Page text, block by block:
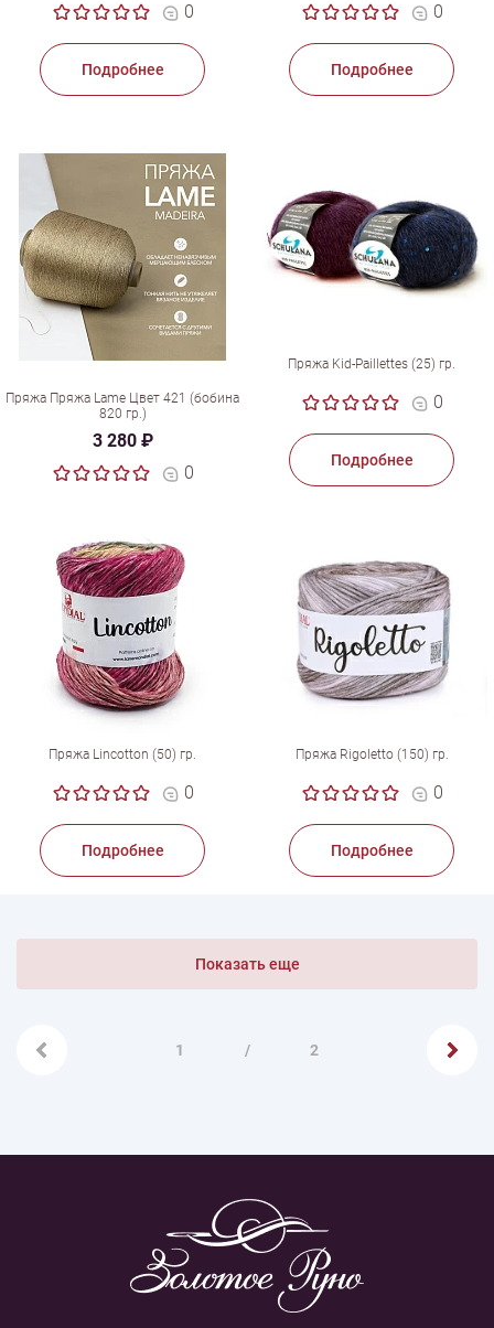
0
Подробнее
0
Подробнее
Пряжа Пряжа Lame Цвет 421 (бобина
820 гр.)
3 280 ₽
0
Пряжа Kid-Paillettes (25) гр.
0
Подробнее
Пряжа Lincotton (50) гр.
0
Подробнее
Пряжа Rigoletto (150) гр.
0
Подробнее
Показать еще
1 / 2